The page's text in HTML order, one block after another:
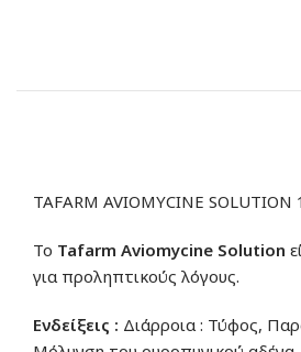
TAFARM AVIOMYCINE SOLUTION
Το Tafarm Aviomycine Solution
για προληπτικούς λόγους.
Ενδείξεις : Διάρροια : Τύφος,